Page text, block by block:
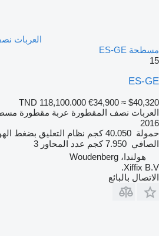
العربات
مسطحة ES-GE
15
ES-GE
TND 118,100.000 €34,900 ≈ $40,320
العربات نصف المقطورة عربة مقطورة
2016
حمولة 40.050 كجم نظام التعليق بضغط
الصافي 7.950 كجم عدد المحاور 3
هولندا، Woudenberg
Xiffix B.V.
الاتصال بالبائع